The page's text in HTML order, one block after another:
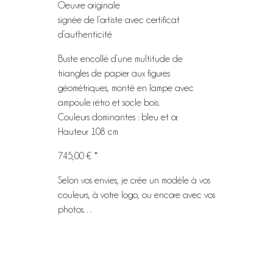
Oeuvre originale
signée de l’artiste avec certificat
d’authenticité
Buste encollé d’une multitude de
triangles de papier aux figures
géométriques, monté en lampe avec
ampoule rétro et socle bois.
Couleurs dominantes : bleu et or.
Hauteur 108 cm
745,00 € *
Selon vos envies, je crée un modèle à vos
couleurs, à votre logo, ou encore avec vos
photos…